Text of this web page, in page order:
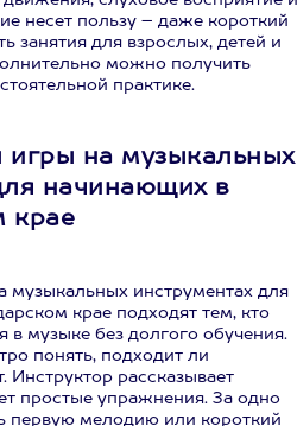
несет пользу – даже короткий
занятия для взрослых, детей и
можно получить
практике.
игры на музыкальных
начинающих в
крае
музыкальных инструментах для
крае подходят тем, кто
в музыке без долгого обучения.
понять, подходит ли
Инструктор рассказывает
простые упражнения. За одно
первую мелодию или короткий